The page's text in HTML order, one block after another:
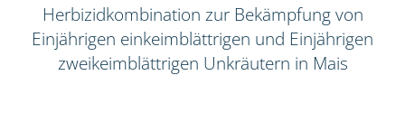
Herbizidkombination zur Bekämpfung von
Einjährigen einkeimblättrigen und Einjährigen
zweikeimblättrigen Unkräutern in Mais